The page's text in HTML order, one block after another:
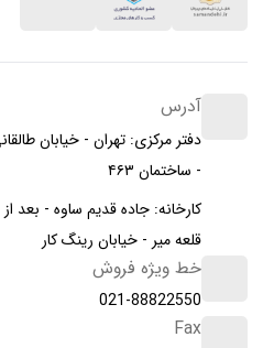
آدرس
دفتر مرکزی: تهران - خیابان
- ساختمان ۴۶۳
کارخانه: جاده قدیم ساوه -
قلعه میر - خیابان رینگ کار
خط ویژه فروش
021-88822550
Fax